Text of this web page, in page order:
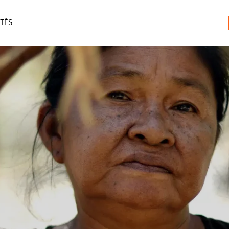
MAISON
LIVRES JEUX